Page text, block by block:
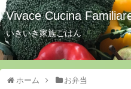
Vivace Cucina
いきいき家族ごはん
ホーム お弁当